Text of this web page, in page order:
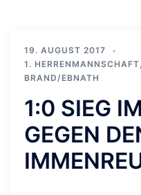
19. AUGUST 2017
1. HERRENMANNSCHAFT,
BRAND/EBNATH
1:0 SIEG
GEGEN